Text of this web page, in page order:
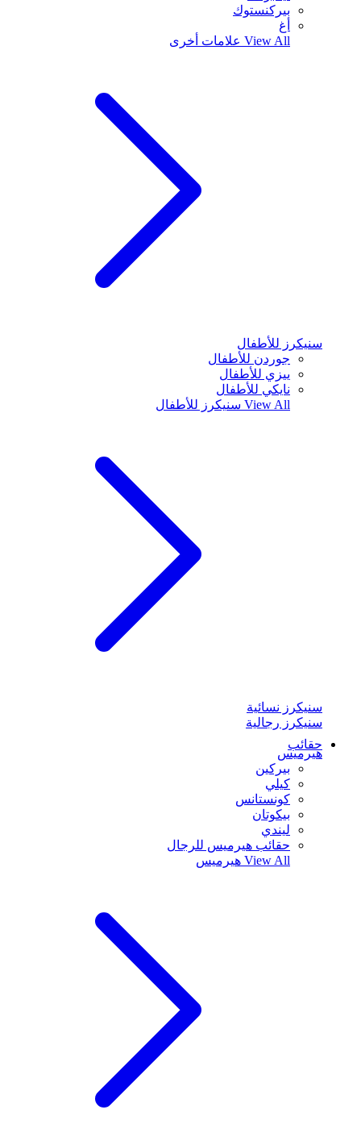
بيركنستوك
أغ
View All علامات أخرى
سنيكرز للأطفال
جوردن للأطفال
ييزي للأطفال
نايكي للأطفال
View All سنيكرز للأطفال
سنيكرز نسائية
سنيكرز رجالية
حقائب
هيرميس
بيركين
كيلي
كونستانس
بيكوتان
ليندي
حقائب هيرميس للرجال
View All هيرميس